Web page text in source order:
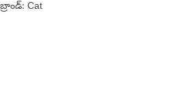
బ్రాండ్: Cat